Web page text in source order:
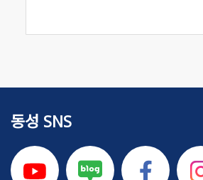
동성 SNS